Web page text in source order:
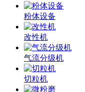
粉体设备
改性机
气流分级机
切粒机